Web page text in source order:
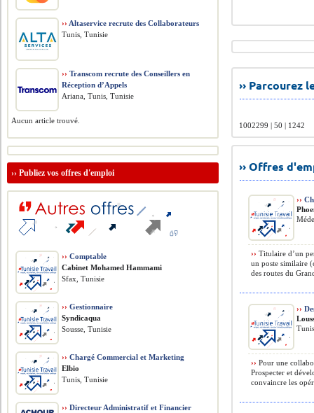
››
1002299 | 50 | 1242
›› Offres
››
›› Titulaire d’un
un poste similaire
des routes du
››
›› Pour une
Prospecter et
convaincre les
›› Altaservice recrute des Collaborateurs
Tunis, Tunisie
›› Transcom recrute des Conseillers en
Réception d’Appels
Ariana, Tunis, Tunisie
Aucun article trouvé.
››Publiez vos offres d'emploi
›› Comptable
Cabinet Mohamed Hammami
Sfax, Tunisie
›› Gestionnaire
Syndicaqua
Sousse, Tunisie
›› Chargé Commercial et Marketing
Elbio
Tunis, Tunisie
›› Directeur Administratif et Financier